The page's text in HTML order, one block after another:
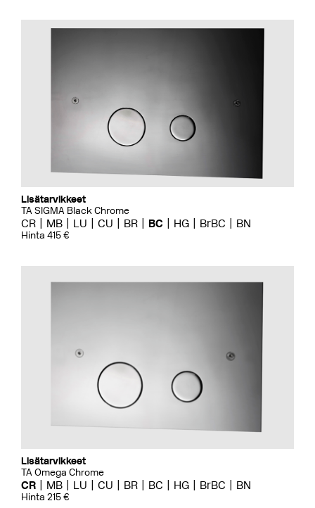
Lisätarvikkeet
TA SIGMA Black Chrome
CR MB LU CU BR BC HG BrBC BN
Hinta 415 €
Lisätarvikkeet
TA Omega Chrome
CR MB LU CU BR BC HG BrBC BN
Hinta 215 €